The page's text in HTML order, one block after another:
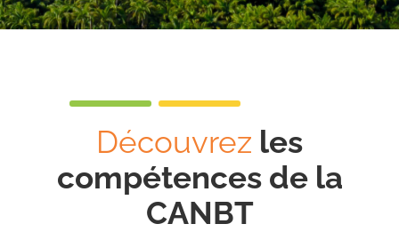
Découvrez les
compétences de la
CANBT